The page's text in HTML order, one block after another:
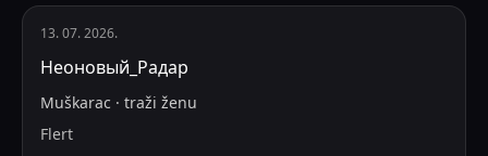
13. 07. 2026.
Неоновый_Радар
Muškarac · traži ženu
Flert